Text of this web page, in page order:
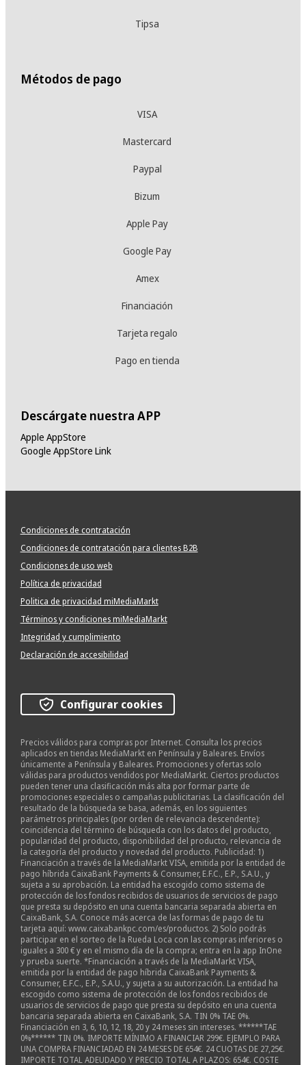
Tipsa
Métodos de pago
VISA
Mastercard
Paypal
Bizum
Apple Pay
Google Pay
Amex
Financiación
Tarjeta regalo
Pago en tienda
Descárgate nuestra APP
Apple AppStore
Google AppStore Link
Condiciones de contratación
Condiciones de contratación para clientes B2B
Condiciones de uso web
Política de privacidad
Politica de privacidad miMediaMarkt
Términos y condiciones miMediaMarkt
Integridad y cumplimiento
Declaración de accesibilidad
Configurar cookies
Precios válidos para compras por Internet. Consulta los precios
aplicados en tiendas MediaMarkt en Península y Baleares. Envíos
únicamente a Península y Baleares. Promociones y ofertas solo
válidas para productos vendidos por MediaMarkt. Ciertos productos
pueden tener una clasificación más alta por formar parte de
promociones especiales o campañas publicitarias. La clasificación del
resultado de la búsqueda se basa, además, en los siguientes
parámetros principales (por orden de relevancia descendente):
coincidencia del término de búsqueda con los datos del producto,
popularidad del producto, disponibilidad del producto, relevancia de
la categoría del producto y novedad del producto. Publicidad: 1)
Financiación a través de la MediaMarkt VISA, emitida por la entidad de
pago híbrida CaixaBank Payments & Consumer, E.F.C., E.P., S.A.U., y
sujeta a su aprobación. La entidad ha escogido como sistema de
protección de los fondos recibidos de usuarios de servicios de pago
que presta su depósito en una cuenta bancaria separada abierta en
CaixaBank, S.A. Conoce más acerca de las formas de pago de tu
tarjeta aquí: www.caixabankpc.com/es/productos. 2) Solo podrás
participar en el sorteo de la Rueda Loca con las compras inferiores o
iguales a 300 € y en el mismo día de la compra; entra en la app InOne
y prueba suerte. *Financiación a través de la MediaMarkt VISA,
emitida por la entidad de pago híbrida CaixaBank Payments &
Consumer, E.F.C., E.P., S.A.U., y sujeta a su autorización. La entidad ha
escogido como sistema de protección de los fondos recibidos de
usuarios de servicios de pago que presta su depósito en una cuenta
bancaria separada abierta en CaixaBank, S.A. TIN 0% TAE 0%.
Financiación en 3, 6, 10, 12, 18, 20 y 24 meses sin intereses. ******TAE
0%****** TIN 0%. IMPORTE MÍNIMO A FINANCIAR 299€. EJEMPLO PARA
UNA COMPRA FINANCIADAD EN 24 MESES DE 654€. 24 CUOTAS DE 27,25€.
IMPORTE TOTAL ADEUDADO Y PRECIO TOTAL A PLAZOS: 654€. COSTE